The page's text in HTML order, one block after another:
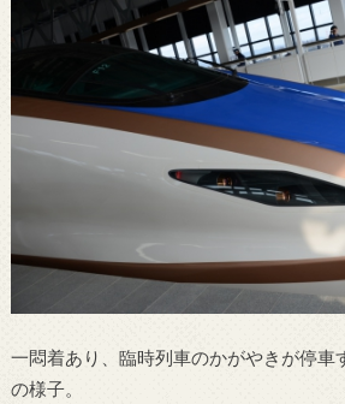
一悶着あり、臨時列車のかがやきが停車
の様子。